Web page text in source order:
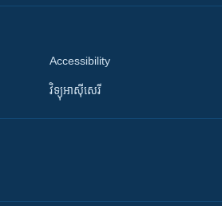
Accessibility
វិទ្យុ​អាស៊ី​សេរី